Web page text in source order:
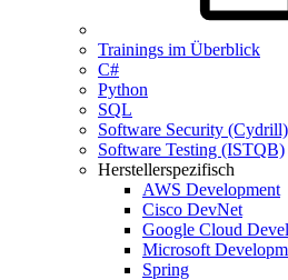
Trainings im Überblick
C#
Python
SQL
Software Security (Cydrill)
Software Testing (ISTQB)
Herstellerspezifisch
AWS Development
Cisco DevNet
Google Cloud
Microsoft
Spring